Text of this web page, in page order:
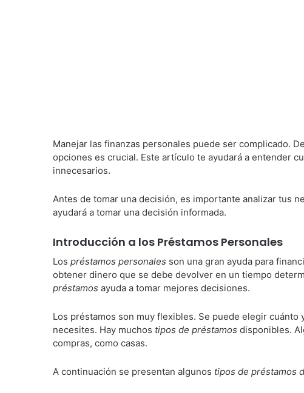
Manejar las finanzas personales puede ser complicado.
opciones es crucial. Este artículo te ayudará a entender
innecesarios.
Antes de tomar una decisión, es importante analizar tus
ayudará a tomar una decisión informada.
Introducción a los Préstamos Personales
Los préstamos personales son una gran ayuda para
obtener dinero que se debe devolver en un tiempo
préstamos ayuda a tomar mejores decisiones.
Los préstamos son muy flexibles. Se puede elegir
necesites. Hay muchos tipos de préstamos disponibles.
compras, como casas.
A continuación se presentan algunos tipos de préstamos